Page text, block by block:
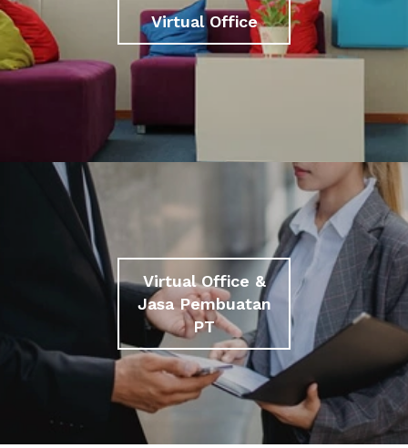
Virtual Office
Virtual Office &
Jasa Pembuatan
PT